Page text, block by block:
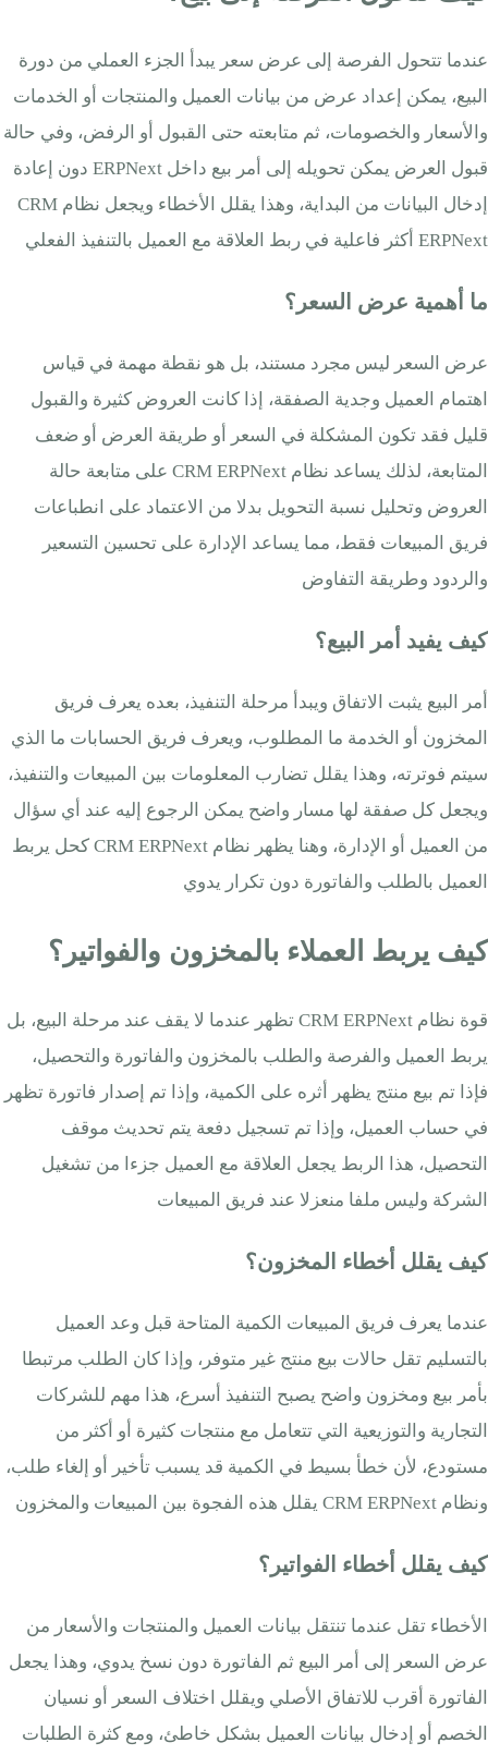
عندما تتحول الفرصة إلى عرض سعر يبدأ الجزء العملي من دورة
البيع، يمكن إعداد عرض من بيانات العميل والمنتجات أو الخدمات
والأسعار والخصومات، ثم متابعته حتى القبول أو الرفض، وفي حالة
قبول العرض يمكن تحويله إلى أمر بيع داخل ERPNext دون إعادة
إدخال البيانات من البداية، وهذا يقلل الأخطاء ويجعل نظام CRM
ERPNext أكثر فاعلية في ربط العلاقة مع العميل بالتنفيذ الفعلي
ما أهمية عرض السعر؟
عرض السعر ليس مجرد مستند، بل هو نقطة مهمة في قياس
اهتمام العميل وجدية الصفقة، إذا كانت العروض كثيرة والقبول
قليل فقد تكون المشكلة في السعر أو طريقة العرض أو ضعف
المتابعة، لذلك يساعد نظام CRM ERPNext على متابعة حالة
العروض وتحليل نسبة التحويل بدلا من الاعتماد على انطباعات
فريق المبيعات فقط، مما يساعد الإدارة على تحسين التسعير
والردود وطريقة التفاوض
كيف يفيد أمر البيع؟
أمر البيع يثبت الاتفاق ويبدأ مرحلة التنفيذ، بعده يعرف فريق
المخزون أو الخدمة ما المطلوب، ويعرف فريق الحسابات ما الذي
سيتم فوترته، وهذا يقلل تضارب المعلومات بين المبيعات والتنفيذ،
ويجعل كل صفقة لها مسار واضح يمكن الرجوع إليه عند أي سؤال
من العميل أو الإدارة، وهنا يظهر نظام CRM ERPNext كحل يربط
العميل بالطلب والفاتورة دون تكرار يدوي
كيف يربط العملاء بالمخزون والفواتير؟
قوة نظام CRM ERPNext تظهر عندما لا يقف عند مرحلة البيع، بل
يربط العميل والفرصة والطلب بالمخزون والفاتورة والتحصيل،
فإذا تم بيع منتج يظهر أثره على الكمية، وإذا تم إصدار فاتورة تظهر
في حساب العميل، وإذا تم تسجيل دفعة يتم تحديث موقف
التحصيل، هذا الربط يجعل العلاقة مع العميل جزءا من تشغيل
الشركة وليس ملفا منعزلا عند فريق المبيعات
كيف يقلل أخطاء المخزون؟
عندما يعرف فريق المبيعات الكمية المتاحة قبل وعد العميل
بالتسليم تقل حالات بيع منتج غير متوفر، وإذا كان الطلب مرتبطا
بأمر بيع ومخزون واضح يصبح التنفيذ أسرع، هذا مهم للشركات
التجارية والتوزيعية التي تتعامل مع منتجات كثيرة أو أكثر من
مستودع، لأن خطأ بسيط في الكمية قد يسبب تأخير أو إلغاء طلب،
ونظام CRM ERPNext يقلل هذه الفجوة بين المبيعات والمخزون
كيف يقلل أخطاء الفواتير؟
الأخطاء تقل عندما تنتقل بيانات العميل والمنتجات والأسعار من
عرض السعر إلى أمر البيع ثم الفاتورة دون نسخ يدوي، وهذا يجعل
الفاتورة أقرب للاتفاق الأصلي ويقلل اختلاف السعر أو نسيان
الخصم أو إدخال بيانات العميل بشكل خاطئ، ومع كثرة الطلبات